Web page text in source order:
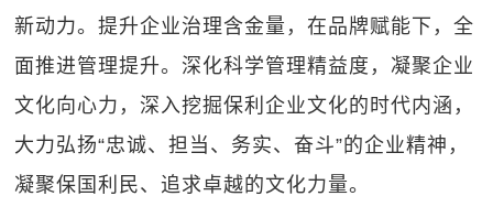
新动力。提升企业治理含金量，在品牌赋能下，全
面推进管理提升。深化科学管理精益度，凝聚企业
文化向心力，深入挖掘保利企业文化的时代内涵，
大力弘扬“忠诚、担当、务实、奋斗”的企业精神，
凝聚保国利民、追求卓越的文化力量。